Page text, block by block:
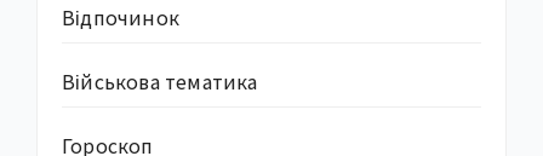
Відпочинок
Військова тематика
Гороскоп